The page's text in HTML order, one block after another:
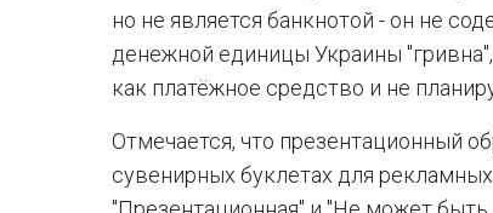
но не является банкнотой - он не
денежной единицы Украины
как платёжное средство и не
Отмечается, что презентационный
сувенирных буклетах для